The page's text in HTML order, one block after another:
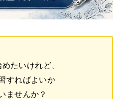
たいけれど、
すればよいか
ませんか？